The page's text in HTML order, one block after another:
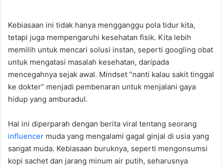
Kebiasaan ini tidak hanya mengganggu pola tidur kita,
tetapi juga mempengaruhi kesehatan fisik. Kita lebih
memilih untuk mencari solusi instan, seperti googling obat
untuk mengatasi masalah kesehatan, daripada
mencegahnya sejak awal. Mindset “nanti kalau sakit tinggal
ke dokter” menjadi pembenaran untuk menjalani gaya
hidup yang amburadul.
Hal ini diperparah dengan berita viral tentang seorang
influencer muda yang mengalami gagal ginjal di usia yang
sangat muda. Kebiasaan buruknya, seperti mengonsumsi
kopi sachet dan jarang minum air putih, seharusnya